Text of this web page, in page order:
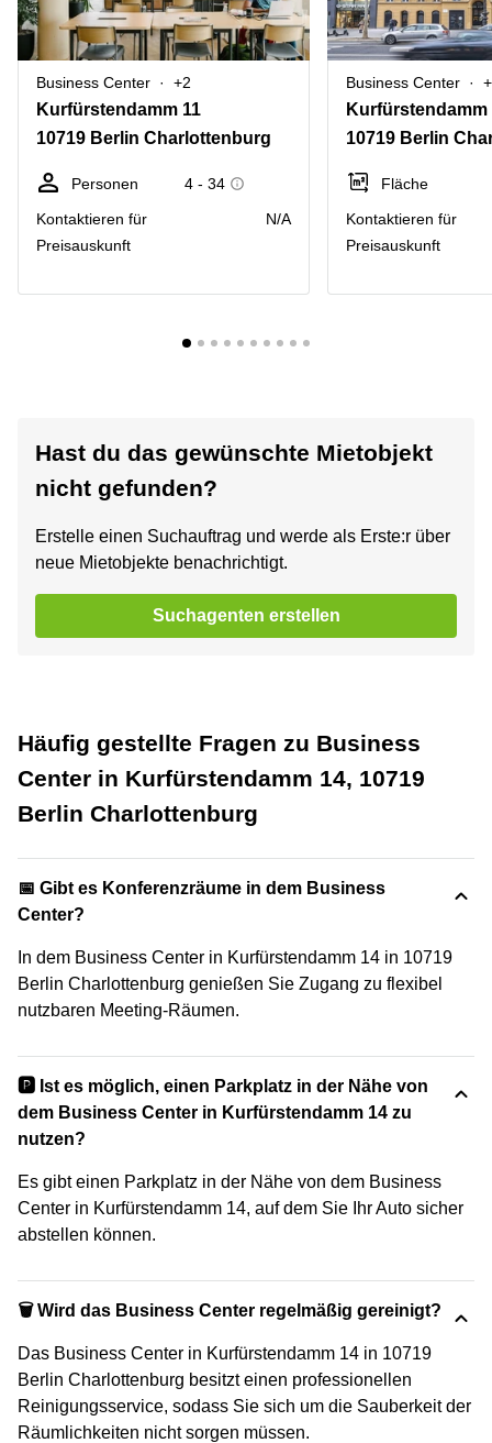
Business Center +2
Kurfürstendamm 11
10719 Berlin Charlottenburg
Personen
4 - 34
Kontaktieren für
Preisauskunft
N/A
Business Center
Kurfürstendamm
10719 Berlin
Fläche
Kontaktieren für
Preisauskunft
Hast du das gewünschte Mietobjekt
nicht gefunden?
Erstelle einen Suchauftrag und werde als Erste:r über
neue Mietobjekte benachrichtigt.
Suchagenten erstellen
Häufig gestellte Fragen zu Business
Center in Kurfürstendamm 14, 10719
Berlin Charlottenburg
📅 Gibt es Konferenzräume in dem Business
Center?
In dem Business Center in Kurfürstendamm 14 in 10719
Berlin Charlottenburg genießen Sie Zugang zu flexibel
nutzbaren Meeting-Räumen.
🅿️ Ist es möglich, einen Parkplatz in der Nähe von
dem Business Center in Kurfürstendamm 14 zu
nutzen?
Es gibt einen Parkplatz in der Nähe von dem Business
Center in Kurfürstendamm 14, auf dem Sie Ihr Auto sicher
abstellen können.
🗑 Wird das Business Center regelmäßig gereinigt?
Das Business Center in Kurfürstendamm 14 in 10719
Berlin Charlottenburg besitzt einen professionellen
Reinigungsservice, sodass Sie sich um die Sauberkeit der
Räumlichkeiten nicht sorgen müssen.